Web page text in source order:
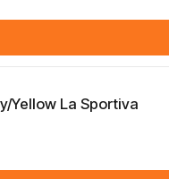
Yellow La Sportiva